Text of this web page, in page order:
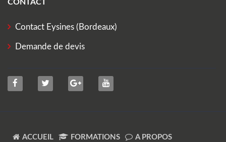
CONTACT
Contact Eysines (Bordeaux)
Demande de devis
ACCUEIL FORMATIONS A PROPOS